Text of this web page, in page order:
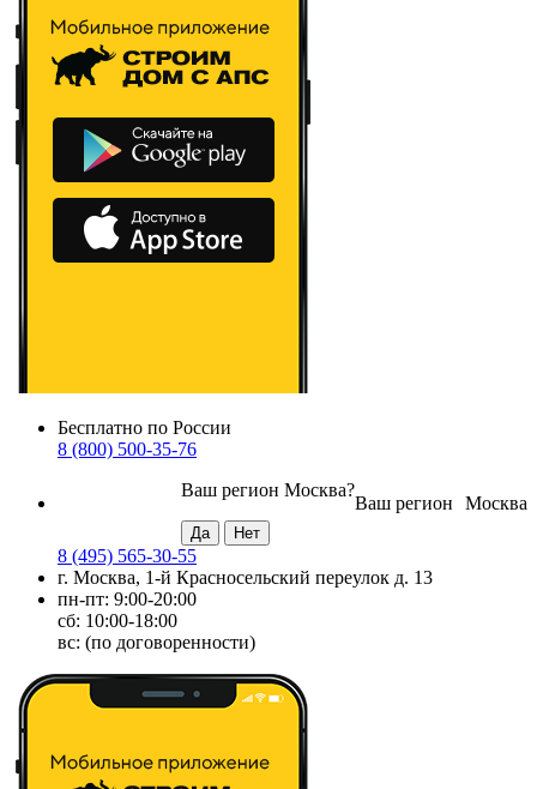
Бесплатно по России
8 (800) 500-35-76
Москва
Ваш регион
Ваш регион Москва?
8 (495) 565-30-55
г. Москва, 1-й Красносельский переулок д. 13
пн-пт: 9:00-20:00
сб: 10:00-18:00
вс: (по договоренности)